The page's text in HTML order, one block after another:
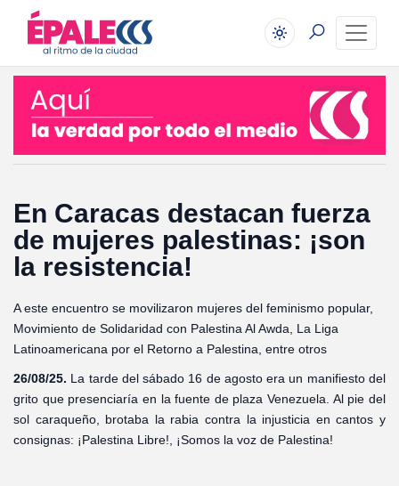
En Caracas destacan fuerza
de mujeres palestinas: ¡son
la resistencia!
A este encuentro se movilizaron mujeres del feminismo popular,
Movimiento de Solidaridad con Palestina Al Awda, La Liga
Latinoamericana por el Retorno a Palestina, entre otros
26/08/25. La tarde del sábado 16 de agosto era un manifiesto del
grito que presenciaría en la fuente de plaza Venezuela. Al pie del
sol caraqueño, brotaba la rabia contra la injusticia en cantos y
consignas: ¡Palestina Libre!, ¡Somos la voz de Palestina!